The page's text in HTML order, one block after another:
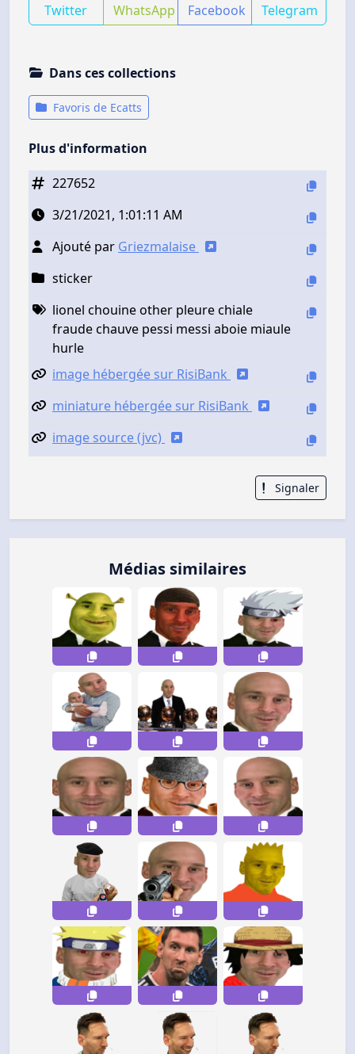
Twitter WhatsApp Facebook Telegram
Dans ces collections
Favoris de Ecatts
Plus d'information
227652
3/21/2021, 1:01:11 AM
Ajouté par Griezmalaise
sticker
lionel chouine other pleure chiale
fraude chauve pessi messi aboie miaule
hurle
image hébergée sur RisiBank
miniature hébergée sur RisiBank
image source (jvc)
Signaler
Médias similaires